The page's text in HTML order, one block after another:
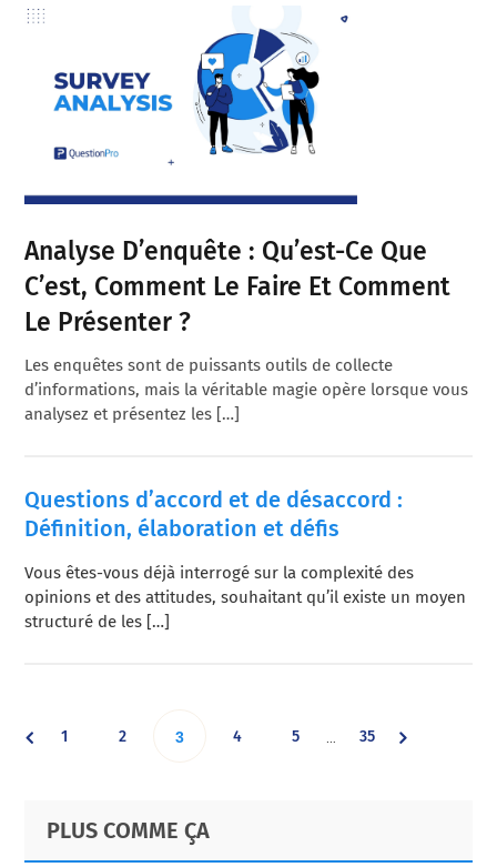
Analyse D’enquête : Qu’est-Ce Que
C’est, Comment Le Faire Et Comment
Le Présenter ?
Les enquêtes sont de puissants outils de collecte
d’informations, mais la véritable magie opère lorsque vous
analysez et présentez les […]
Questions d’accord et de désaccord :
Définition, élaboration et défis
Vous êtes-vous déjà interrogé sur la complexité des
opinions et des attitudes, souhaitant qu’il existe un moyen
structuré de les […]
Go
page
1 Go
page
2 Go
page
3 Go
4 Go
5
pages
… Go
35
Primary
Sidebar
Footer
PLUS COMME ÇA